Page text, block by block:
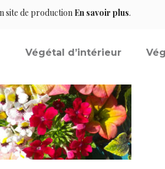
site de production En savoir plus.
Végétal d’intérieur